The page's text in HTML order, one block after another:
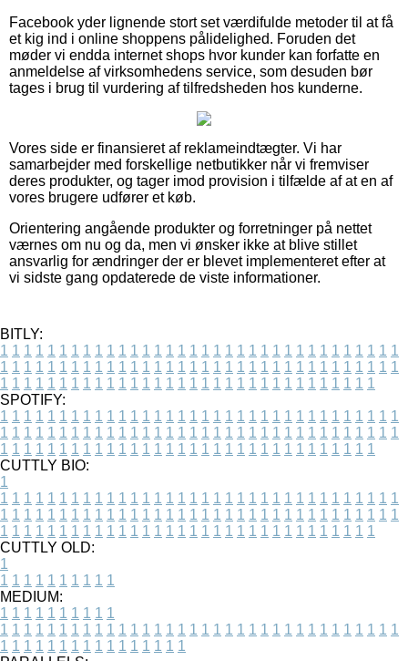
Facebook yder lignende stort set værdifulde metoder til at få
et kig ind i online shoppens pålidelighed. Foruden det
møder vi endda internet shops hvor kunder kan forfatte en
anmeldelse af virksomhedens service, som desuden bør
tages i brug til vurdering af tilfredsheden hos kunderne.
Vores side er finansieret af reklameindtægter. Vi har
samarbejder med forskellige netbutikker når vi fremviser
deres produkter, og tager imod provision i tilfælde af at en af
vores brugere udfører et køb.
Orientering angående produkter og forretninger på nettet
værnes om nu og da, men vi ønsker ikke at blive stillet
ansvarlig for ændringer der er blevet implementeret efter at
vi sidste gang opdaterede de viste informationer.
BITLY:
1 1 1 1 1 1 1 1 1 1 1 1 1 1 1 1 1 1 1 1 1 1 1 1 1 1 1 1 1 1 1 1 1 1
1 1 1 1 1 1 1 1 1 1 1 1 1 1 1 1 1 1 1 1 1 1 1 1 1 1 1 1 1 1 1 1 1 1
1 1 1 1 1 1 1 1 1 1 1 1 1 1 1 1 1 1 1 1 1 1 1 1 1 1 1 1 1 1 1 1
SPOTIFY:
1 1 1 1 1 1 1 1 1 1 1 1 1 1 1 1 1 1 1 1 1 1 1 1 1 1 1 1 1 1 1 1 1 1
1 1 1 1 1 1 1 1 1 1 1 1 1 1 1 1 1 1 1 1 1 1 1 1 1 1 1 1 1 1 1 1 1 1
1 1 1 1 1 1 1 1 1 1 1 1 1 1 1 1 1 1 1 1 1 1 1 1 1 1 1 1 1 1 1 1
CUTTLY BIO:
1
1 1 1 1 1 1 1 1 1 1 1 1 1 1 1 1 1 1 1 1 1 1 1 1 1 1 1 1 1 1 1 1 1 1
1 1 1 1 1 1 1 1 1 1 1 1 1 1 1 1 1 1 1 1 1 1 1 1 1 1 1 1 1 1 1 1 1 1
1 1 1 1 1 1 1 1 1 1 1 1 1 1 1 1 1 1 1 1 1 1 1 1 1 1 1 1 1 1 1 1
CUTTLY OLD:
1
1 1 1 1 1 1 1 1 1 1
MEDIUM:
1 1 1 1 1 1 1 1 1 1
1 1 1 1 1 1 1 1 1 1 1 1 1 1 1 1 1 1 1 1 1 1 1 1 1 1 1 1 1 1 1 1 1 1
1 1 1 1 1 1 1 1 1 1 1 1 1 1 1 1